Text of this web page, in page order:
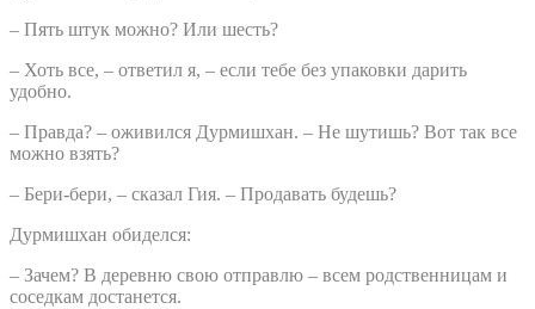
– Пять штук можно? Или шесть?
– Хоть все, – ответил я, – если тебе без упаковки дарить
удобно.
– Правда? – оживился Дурмишхан. – Не шутишь? Вот так все
можно взять?
– Бери-бери, – сказал Гия. – Продавать будешь?
Дурмишхан обиделся:
– Зачем? В деревню свою отправлю – всем родственницам и
соседкам достанется.